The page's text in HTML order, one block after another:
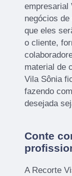
empresarial
negócios
que eles
o cliente,
material de
Vila Sônia
fazendo
desejada
Conte
A Recorte